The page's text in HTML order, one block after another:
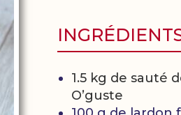
1.5 kg de sauté
O’guste